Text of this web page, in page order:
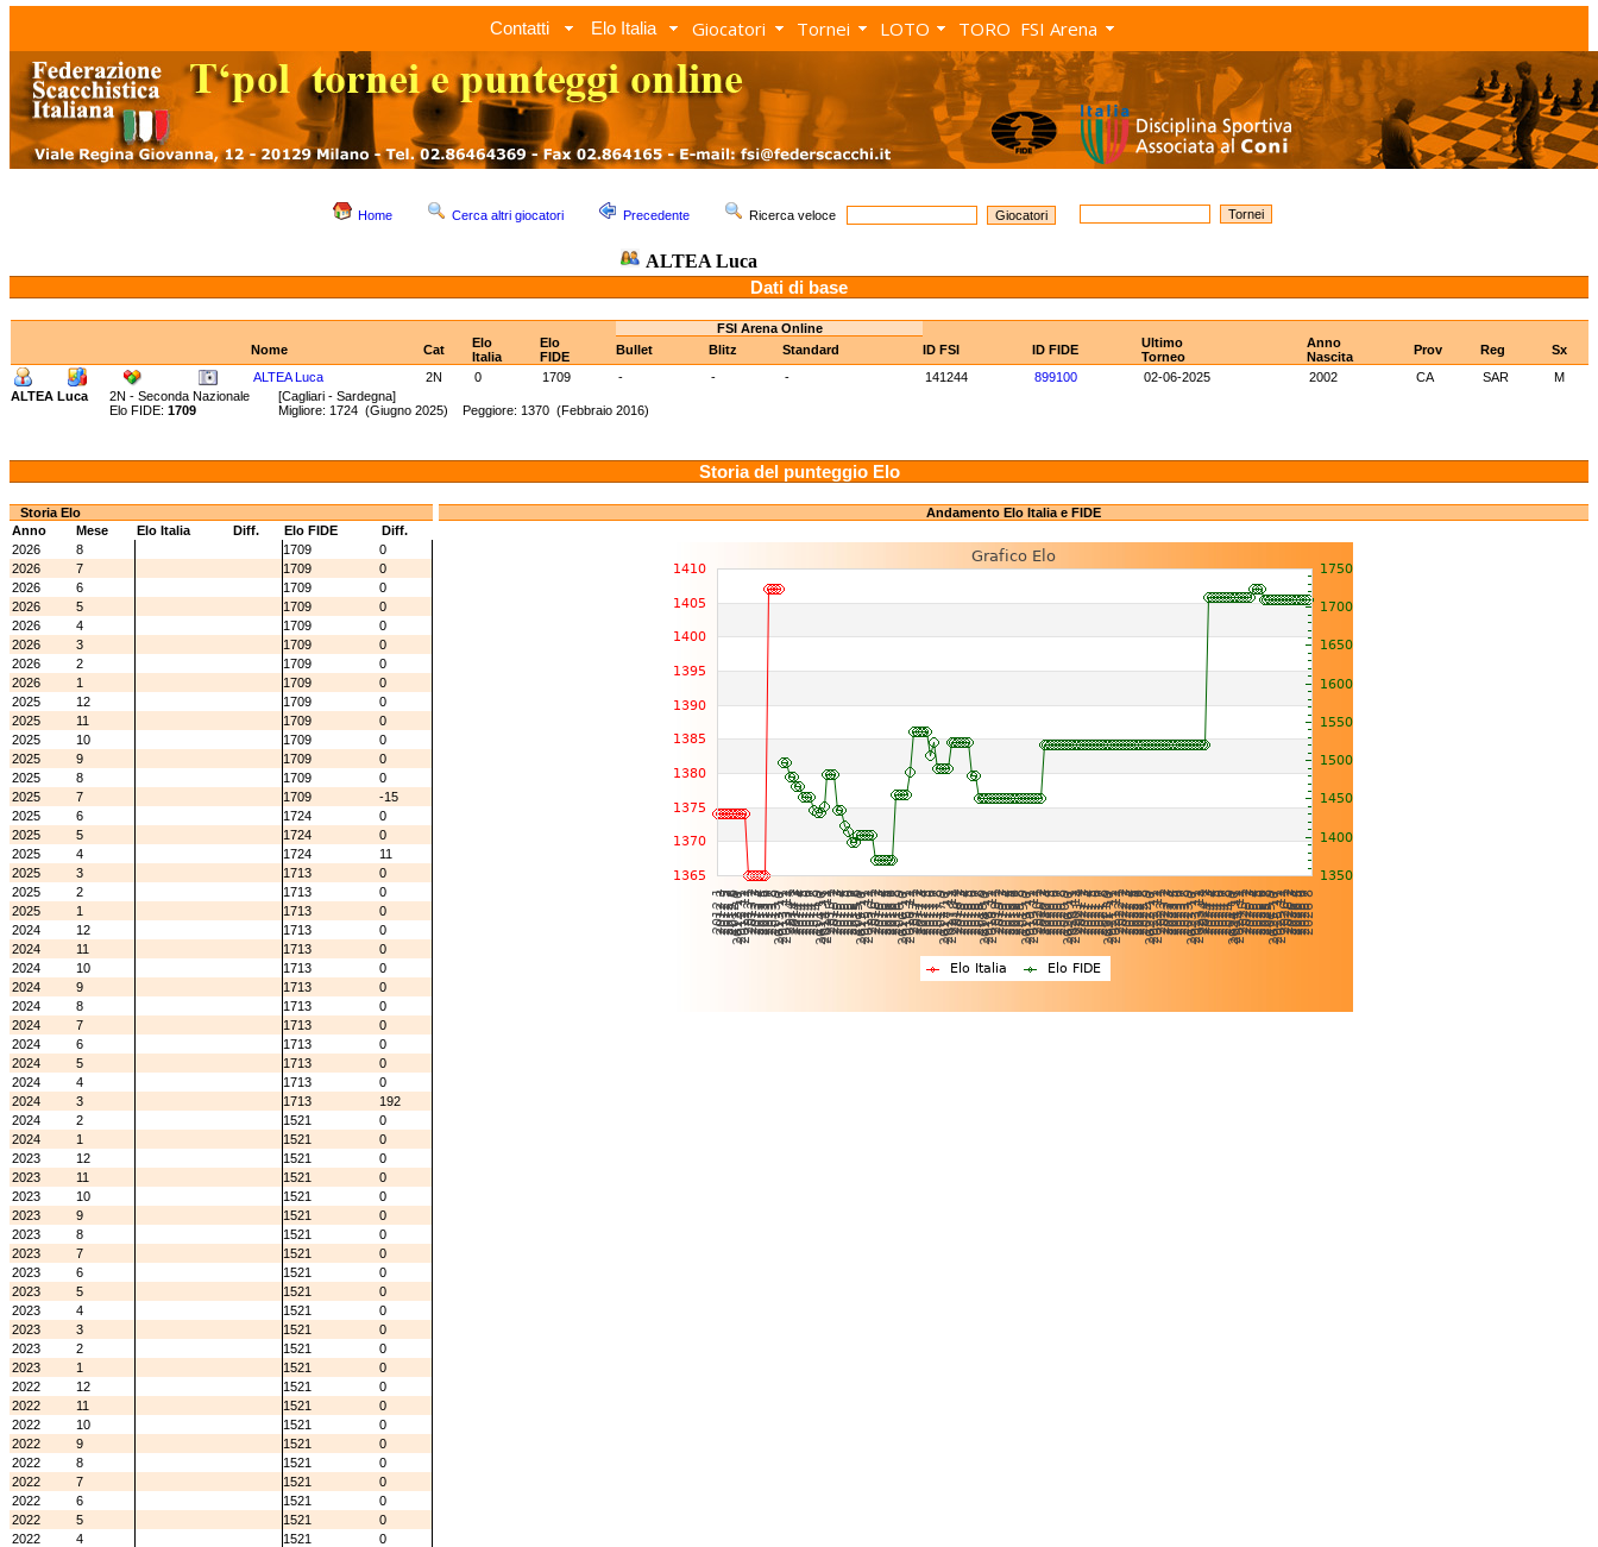
Contatti Elo Italia Giocatori Tornei LOTO TORO FSI Arena
Home Cerca altri giocatori Precedente Ricerca veloce
ALTEA Luca
Dati di base
FSI Arena Online
Nome
Cat
Elo
Italia
Elo
FIDE
Bullet Blitz Standard ID FSI ID FIDE
Ultimo
Torneo
Anno
Nascita
Prov Reg
Sx
ALTEA Luca
2N 0 1709 - - - 141244 899100 02-06-2025 2002 CA SAR
M
ALTEA Luca
2N - Seconda Nazionale [Cagliari - Sardegna]
Elo FIDE: 1709 Migliore: 1724 (Giugno 2025) Peggiore: 1370 (Febbraio 2016)
Storia del punteggio Elo
Storia Elo
Anno
Mese Elo Italia Diff. Elo FIDE
Diff.
2026
8 1709
0
2026
7 1709
0
2026
6 1709
0
2026
5 1709
0
2026
4 1709
0
2026
3 1709
0
2026
2 1709
0
2026
1 1709
0
2025
12 1709
0
2025
11 1709
0
2025
10 1709
0
2025
9 1709
0
2025
8 1709
0
2025
7 1709
-15
2025
6 1724
0
2025
5 1724
0
2025
4 1724
11
2025
3 1713
0
2025
2 1713
0
2025
1 1713
0
2024
12 1713
0
2024
11 1713
0
2024
10 1713
0
2024
9 1713
0
2024
8 1713
0
2024
7 1713
0
2024
6 1713
0
2024
5 1713
0
2024
4 1713
0
2024
3 1713
192
2024
2 1521
0
2024
1 1521
0
2023
12 1521
0
2023
11 1521
0
2023
10 1521
0
2023
9 1521
0
2023
8 1521
0
2023
7 1521
0
2023
6 1521
0
2023
5 1521
0
2023
4 1521
0
2023
3 1521
0
2023
2 1521
0
2023
1 1521
0
2022
12 1521
0
2022
11 1521
0
2022
10 1521
0
2022
9 1521
0
2022
8 1521
0
2022
7 1521
0
2022
6 1521
0
2022
5 1521
0
2022
4 1521
0
Andamento Elo Italia e FIDE